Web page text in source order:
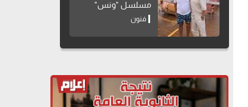
مسلسل "ونس"
فنون